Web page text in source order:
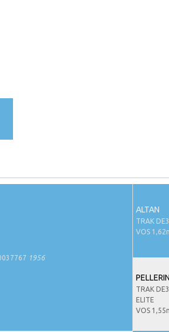
1956
ALTAN
TRAK
VOS
TRAK
ELITE
VOS